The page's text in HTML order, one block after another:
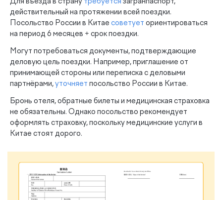
действительный на протяжении всей поездки.
Посольство России в Китае советует ориентироваться
на период 6 месяцев + срок поездки.
Могут потребоваться документы, подтверждающие
деловую цель поездки. Например, приглашение от
принимающей стороны или переписка с деловыми
партнёрами, уточняет посольство России в Китае.
Бронь отеля, обратные билеты и медицинская страховка
не обязательны. Однако посольство рекомендует
оформлять страховку, поскольку медицинские услуги в
Китае стоят дорого.